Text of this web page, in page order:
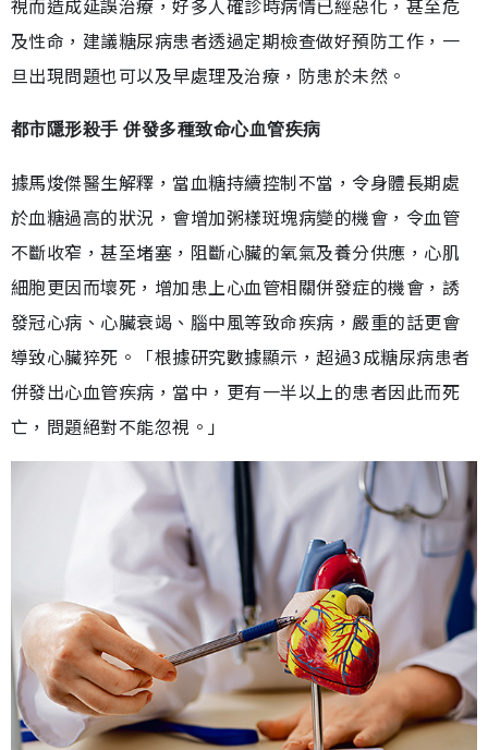
視而造成延誤治療，好多人確診時病情已經惡化，甚至危
及性命，建議糖尿病患者透過定期檢查做好預防工作，一
旦出現問題也可以及早處理及治療，防患於未然。
都市隱形殺手 併發多種致命心血管疾病
據馬焌傑醫生解釋，當血糖持續控制不當，令身體長期處
於血糖過高的狀況，會增加粥樣斑塊病變的機會，令血管
不斷收窄，甚至堵塞，阻斷心臟的氧氣及養分供應，心肌
細胞更因而壞死，增加患上心血管相關併發症的機會，誘
發冠心病、心臟衰竭、腦中風等致命疾病，嚴重的話更會
導致心臟猝死。「根據研究數據顯示，超過3成糖尿病患者
併發出心血管疾病，當中，更有一半以上的患者因此而死
亡，問題絕對不能忽視。」